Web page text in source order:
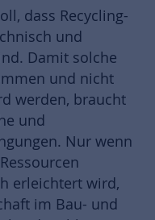
dass Recycling-
und
Damit solche
und nicht
werden, braucht
und
Nur wenn
erleichtert wird,
im Bau- und